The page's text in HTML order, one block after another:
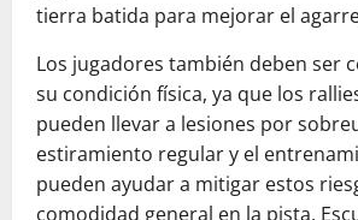
tierra batida para mejorar el
Los jugadores también deben ser
su condición física, ya que los
pueden llevar a lesiones por
estiramiento regular y el
pueden ayudar a mitigar estos
comodidad general en la pista.